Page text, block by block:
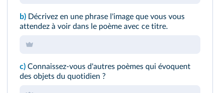
b) Décrivez en une phrase l'image que vous vous
attendez à voir dans le poème avec ce titre.
c) Connaissez-vous d'autres poèmes qui évoquent
des objets du quotidien ?